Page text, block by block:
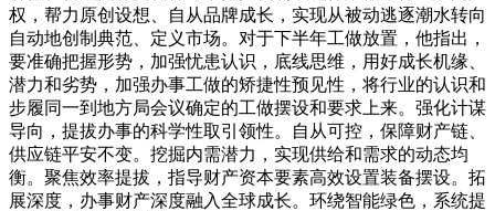
权，帮力原创设想、自从品牌成长，实现从被动逃逐潮水转向
自动地创制典范、定义市场。对于下半年工做放置，他指出，
要准确把握形势，加强忧患认识，底线思维，用好成长机缘、
潜力和劣势，加强办事工做的矫捷性预见性，将行业的认识和
步履同一到地方局会议确定的工做摆设和要求上来。强化计谋
导向，提拔办事的科学性取引领性。自从可控，保障财产链、
供应链平安不变。挖掘内需潜力，实现供给和需求的动态均
衡。聚焦效率提拔，指导财产资本要素高效设置装备摆设。拓
展深度，办事财产深度融入全球成长。环绕智能绿色，系统提